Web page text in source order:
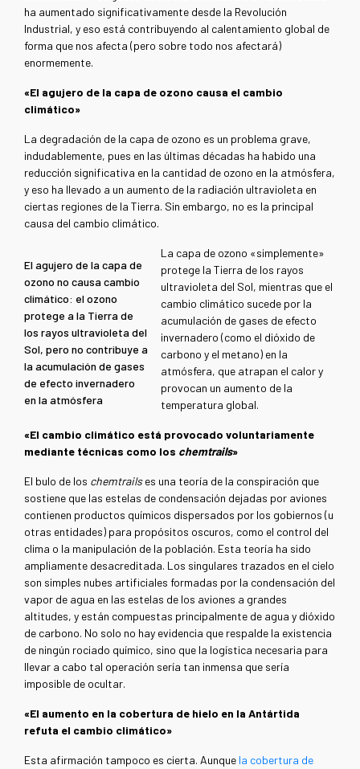
ha aumentado significativamente desde la Revolución
Industrial, y eso está contribuyendo al calentamiento global de
forma que nos afecta (pero sobre todo nos afectará)
enormemente.
«El agujero de la capa de ozono causa el cambio
climático»
La degradación de la capa de ozono es un problema grave,
indudablemente, pues en las últimas décadas ha habido una
reducción significativa en la cantidad de ozono en la atmósfera,
y eso ha llevado a un aumento de la radiación ultravioleta en
ciertas regiones de la Tierra. Sin embargo, no es la principal
causa del cambio climático.
El agujero de la capa de
ozono no causa cambio
climático: el ozono
protege a la Tierra de
los rayos ultravioleta del
Sol, pero no contribuye a
la acumulación de gases
de efecto invernadero
en la atmósfera
La capa de ozono «simplemente»
protege la Tierra de los rayos
ultravioleta del Sol, mientras que el
cambio climático sucede por la
acumulación de gases de efecto
invernadero (como el dióxido de
carbono y el metano) en la
atmósfera, que atrapan el calor y
provocan un aumento de la
temperatura global.
«El cambio climático está provocado voluntariamente
mediante técnicas como los chemtrails»
El bulo de los chemtrailses una teoría de la conspiración que
sostiene que las estelas de condensación dejadas por aviones
contienen productos químicos dispersados por los gobiernos (u
otras entidades) para propósitos oscuros, como el control del
clima o la manipulación de la población. Esta teoría ha sido
ampliamente desacreditada. Los singulares trazados en el cielo
son simples nubes artificiales formadas por la condensación del
vapor de agua en las estelas de los aviones a grandes
altitudes, y están compuestas principalmente de agua y dióxido
de carbono. No solo no hay evidencia que respalde la existencia
de ningún rociado químico, sino que la logística necesaria para
llevar a cabo tal operación sería tan inmensa que sería
imposible de ocultar.
«El aumento en la cobertura de hielo en la Antártida
refuta el cambio climático»
Esta afirmación tampoco es cierta. Aunque la cobertura de